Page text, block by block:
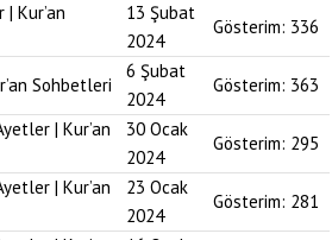
Kur’an
13 Şubat
2024
Gösterim: 336
Sohbetleri
6 Şubat
2024
Gösterim: 363
| Kur’an
30 Ocak
2024
Gösterim: 295
| Kur’an
23 Ocak
2024
Gösterim: 281